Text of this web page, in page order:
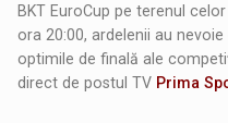
BKT EuroCup pe terenul
ora 20:00, ardelenii au
optimile de finală ale
direct de postul TV Prima